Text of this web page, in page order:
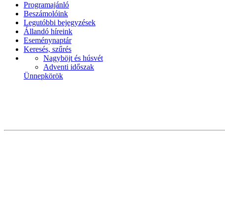
Programajánló
Beszámolóink
Legutóbbi bejegyzések
Állandó híreink
Eseménynaptár
Keresés, szűrés
Nagyböjt és húsvét
Adventi időszak
Ünnepkörök